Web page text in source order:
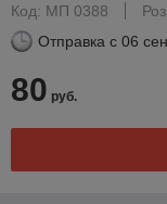
Код: МП 0388
Отправка с 06
80 руб.